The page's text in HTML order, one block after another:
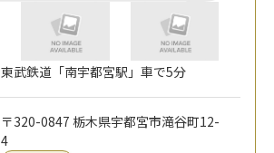
東武鉄道「南宇都宮駅」車で5分
〒320-0847 栃木県宇都宮市滝谷町12-
4